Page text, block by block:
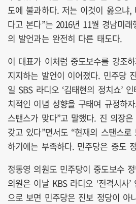
도에 불과하다. 저는 이것이 옳으냐,
다고 본다”는 2016년 11월 경남미
의 발언과는 완전히 다른 태도다.
이 대표가 이처럼 중도보수를 강조
지지하는 발언이 이어졌다. 민주당
일 SBS 라디오 ‘김태현의 정치쇼’
치적인 이념 성향을 구태여 규정하
스탠스가 맞다”고 말했다. 진 의장
갖고 있다”면서도 “현재의 스탠스
하기에는 부족하다. 민주당은 중도
정동영 의원도 민주당이 중도보수
의원은 이날 KBS 라디오 ‘전격시사
으로 보면 민주당은 진보 정당이 아